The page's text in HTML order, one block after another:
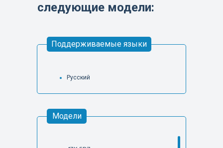
следующие модели:
Русский
Модели
Поддерживаемые языки